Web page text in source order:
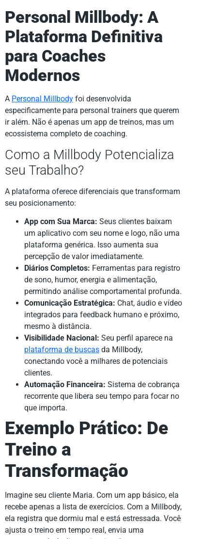
Personal Millbody: A
Plataforma Definitiva
para Coaches
Modernos
A Personal Millbody foi desenvolvida
especificamente para personal trainers que querem
ir além. Não é apenas um app de treinos, mas um
ecossistema completo de coaching.
Como a Millbody Potencializa
seu Trabalho?
A plataforma oferece diferenciais que transformam
seu posicionamento:
App com Sua Marca: Seus clientes baixam
um aplicativo com seu nome e logo, não uma
plataforma genérica. Isso aumenta sua
percepção de valor imediatamente.
Diários Completos: Ferramentas para registro
de sono, humor, energia e alimentação,
permitindo análise comportamental profunda.
Comunicação Estratégica: Chat, áudio e vídeo
integrados para feedback humano e próximo,
mesmo à distância.
Visibilidade Nacional: Seu perfil aparece na
plataforma de buscas da Millbody,
conectando você a milhares de potenciais
clientes.
Automação Financeira: Sistema de cobrança
recorrente que libera seu tempo para focar no
que importa.
Exemplo Prático: De
Treino a
Transformação
Imagine seu cliente Maria. Com um app básico, ela
recebe apenas a lista de exercícios. Com a Millbody,
ela registra que dormiu mal e está estressada. Você
ajusta o treino em tempo real, envia uma